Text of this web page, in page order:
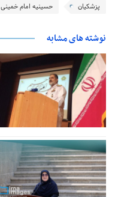
پزشکیان حسینیه امام خمینی
نوشته های مشابه